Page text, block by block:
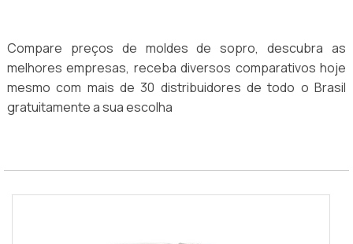
Compare preços de moldes de sopro, descubra as
melhores empresas, receba diversos comparativos hoje
mesmo com mais de 30 distribuidores de todo o Brasil
gratuitamente a sua escolha